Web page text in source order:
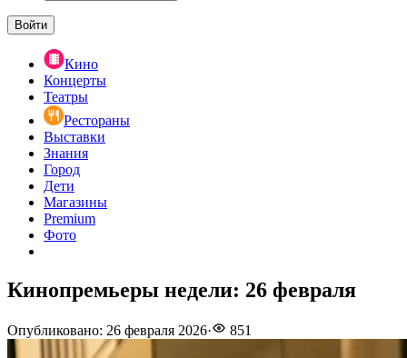
Войти
Кино
Концерты
Театры
Рестораны
Выставки
Знания
Город
Дети
Магазины
Premium
Фото
Кинопремьеры недели: 26 февраля
Опубликовано: 26 февраля 2026· 851